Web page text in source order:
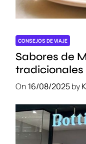
CONSEJOS DE VIAJE
Sabores de
tradicionales
On 16/08/2025by